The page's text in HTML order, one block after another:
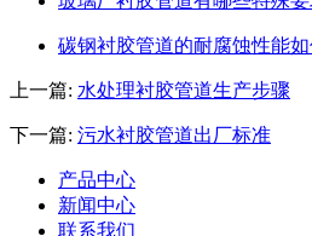
碳钢衬胶管道的耐腐蚀性能
上一篇: 水处理衬胶管道生产步骤
下一篇: 污水衬胶管道出厂标准
产品中心
新闻中心
联系我们